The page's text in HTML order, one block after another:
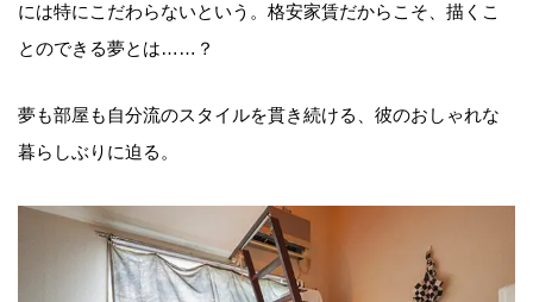
には特にこだわらないという。格安家賃だからこそ、描くこ
とのできる夢とは……？
夢も部屋も自分流のスタイルを貫き続ける、彼のおしゃれな
暮らしぶりに迫る。